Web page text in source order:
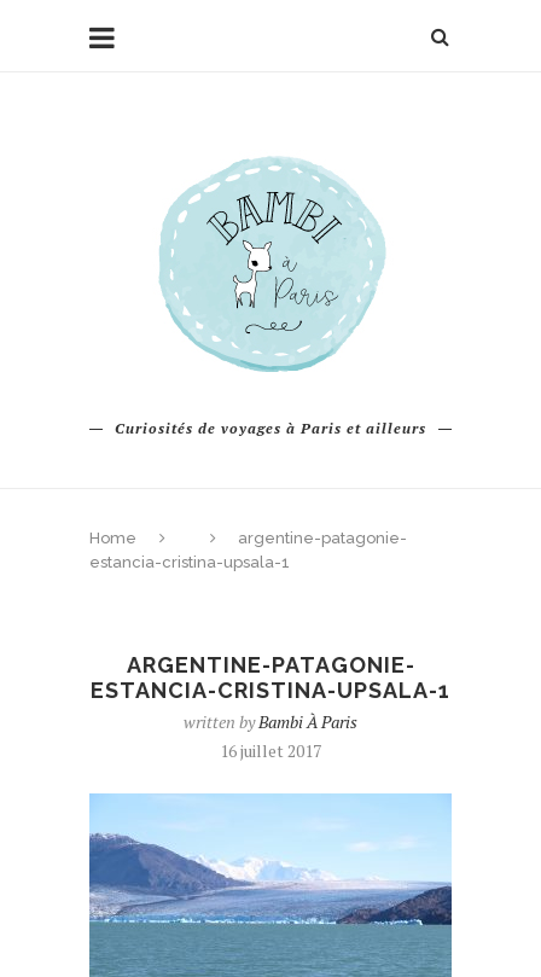
Curiosités de voyages à Paris et ailleurs
Home
argentine-patagonie-
estancia-cristina-upsala-1
ARGENTINE-PATAGONIE-
ESTANCIA-CRISTINA-UPSALA-1
written byBambi À Paris
16 juillet 2017